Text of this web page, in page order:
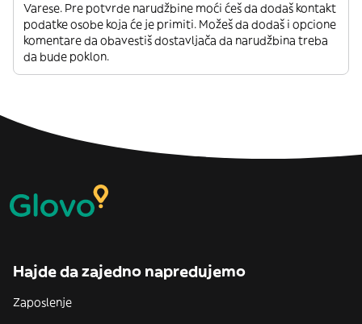
Varese. Pre potvrde narudžbine moći ćeš da dodaš kontakt
podatke osobe koja će je primiti. Možeš da dodaš i opcione
komentare da obavestiš dostavljača da narudžbina treba
da bude poklon.
Hajde da zajedno napredujemo
Zaposlenje